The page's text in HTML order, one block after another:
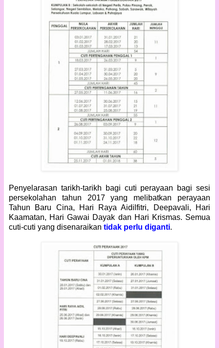
Penyelarasan tarikh-tarikh bagi cuti perayaan bagi sesi
persekolahan tahun 2017 yang melibatkan perayaan
Tahun Baru Cina, Hari Raya Aidilfitri, Deepavali, Hari
Kaamatan, Hari Gawai Dayak dan Hari Krismas. Semua
cuti-cuti yang disenaraikan tidak perlu diganti.